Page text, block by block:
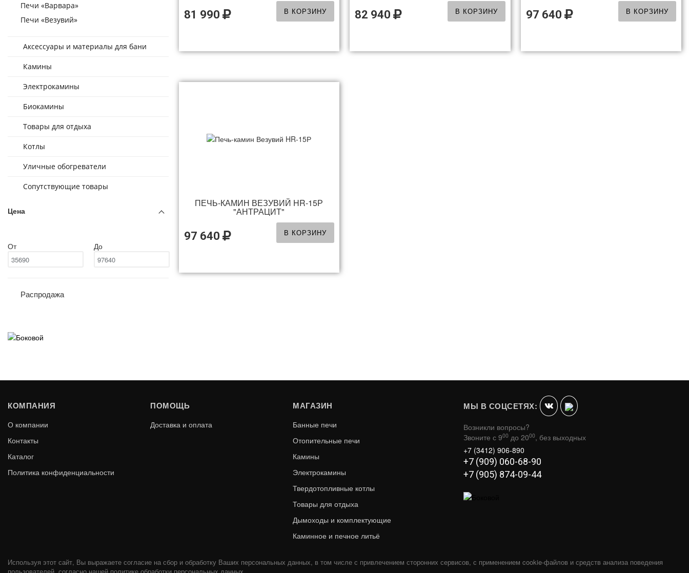
Печи «Варвара»
Печи «Везувий»
Аксессуары и материалы для бани
Камины
Электрокамины
Биокамины
Товары для отдыха
Котлы
Уличные обогреватели
Сопутствующие товары
Цена
От До
Распродажа
81 990 В КОРЗИНУ 82 940 В КОРЗИНУ 97 640 В КОРЗИНУ
ПЕЧЬ-КАМИН ВЕЗУВИЙ HR-15Р
"АНТРАЦИТ"
97 640 В КОРЗИНУ
КОМПАНИЯ
О компании
Контакты
Каталог
Политика конфиденциальности
ПОМОЩЬ
Доставка и оплата
МАГАЗИН
Банные печи
Отопительные печи
Камины
Электрокамины
Твердотопливные котлы
Товары для отдыха
Дымоходы и комплектующие
Каминное и печное литьё
МЫ В СОЦСЕТЯХ:
Возникли вопросы?
Звоните с 900 до 2000, без выходных
+7 (3412) 906-890
+7 (909) 060-68-90
+7 (905) 874-09-44
Используя этот сайт, Вы выражаете согласие на сбор и обработку Ваших персональных данных, в том числе с привлечением сторонних сервисов, с применением cookie-файлов и средств анализа поведения